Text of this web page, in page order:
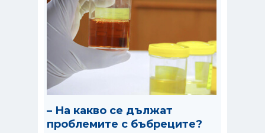
– На какво се дължат
проблемите с бъбреците?